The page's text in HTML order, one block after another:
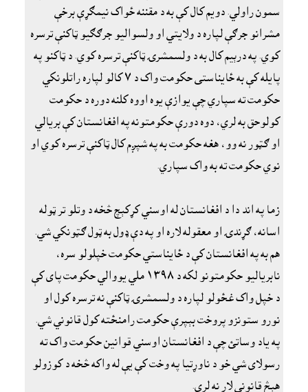
سمون راولي. دويم کال کې به د مقننه ځواک نيمګړې برخې
مشرانو جرګې لپاره د ولايتي او ولسواليو جرګګيو ټاکنې ترسره
کوي. په درېيم کال به د ولسمشرۍ ټاکنې ترسره کوي. د ټاکنو په
پايله کې به ځايناستى حکومت واک د ٧ کالو لپاره راتلونکي
حکومت ته سپاري چې يوازې يوه اووه کلنه دوره د حکومت
کولوحق به لري، دوه دورې حکومتونه په افغانستان کې بريالي
او ګټور نه وو، هغه حکومت به په شپږم کال ټاکنې ترسره کوي او
نوي حکومت ته به واک سپاري.
زما په اند دا د افغانستان له اوسني کړکېچ څخه د وتلو تر ټوله
اسانه، ګړندۍ او معقوله لاره او په دې ډول به ټول ګټونکي شي.
هم به په افغانستان کې د ځايناستي حکومت خپلولو سره،
نابرياليو حکومتونو لکه د ١٣٩٨ ملي يووالي حکومت پاى کې
د خپل واک غځولو لپاره د ولسمشرۍ ټاکنې نه ترسره کول او
نورو ستونزو پروخت بېپرې حکومت رامنځته کول قانوني شي.
په ياد وساتئ چې د افغانستان اوسني قوانين حکومت واک ته
رسولاى شي خو د ناوړتيا په وخت کې يې له واکه څخه د کوزولو
هېڅ قانوني لار نه لري.